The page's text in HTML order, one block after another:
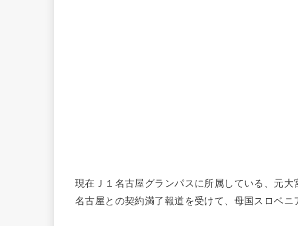
現在Ｊ１名古屋グランパスに所属している、元
名古屋との契約満了報道を受けて、母国スロベニ